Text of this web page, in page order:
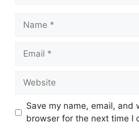
Name
Email
Website
Save my name, email, and
browser for the next time I